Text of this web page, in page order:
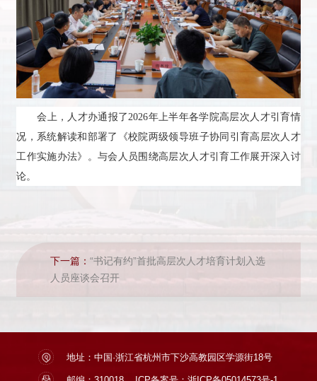
会上，人才办通报了2026年上半年各学院高层次人才引育情
况，系统解读和部署了《校院两级领导班子协同引育高层次人才
工作实施办法》。与会人员围绕高层次人才引育工作展开深入讨
论。
下一篇：“书记有约”首批高层次人才培育计划入选
人员座谈会召开
地址：中国·浙江省杭州市下沙高教园区学源街18号